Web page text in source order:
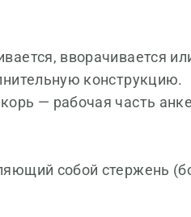
вворачивается
конструкцию.
— рабочая часть
собой стержень